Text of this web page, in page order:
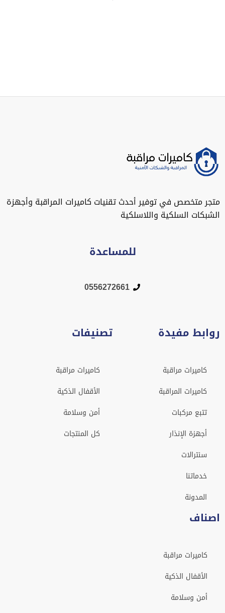
متجر متخصص في توفير أحدث تقنيات كاميرات المراقبة وأجهزة
الشبكات السلكية واللاسلكية
للمساعدة
0556272661
روابط مفيدة
كاميرات مراقبة
كاميرات المراقبة
تتبع مركبات
أجهزة الإنذار
سنترالات
خدماتنا
المدونة
تصنيفات
كاميرات مراقبة
الأقفال الذكية
أمن وسلامة
كل المنتجات
اصناف
كاميرات مراقبة
الأقفال الذكية
أمن وسلامة